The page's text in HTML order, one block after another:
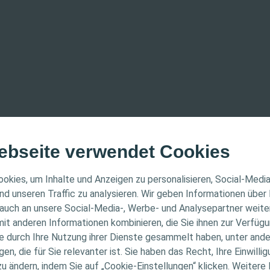
verwendet Cookies
um Inhalte und Anzeigen zu personalisieren, Social-
unseren Traffic zu analysieren. Wir geben Informationen über
an unsere Social-Media-, Werbe- und Analysepartner
anderen Informationen kombinieren, die Sie ihnen zur
durch Ihre Nutzung ihrer Dienste gesammelt haben, unter
die für Sie relevanter ist. Sie haben das Recht, Ihre
ändern, indem Sie auf „Cookie-Einstellungen“ klicken.
HINWEIS
sich nur an medizinisches Fachpersonal. Der
Informations- und Fortbildungszwecke bestimmt.
medizinischen Rat. Die Verantwortung für die
liegt beim medizinischen Fachpersonal.